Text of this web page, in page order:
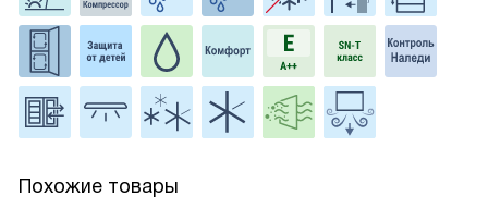
Похожие товары